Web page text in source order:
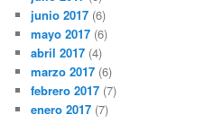
junio 2017 (6)
mayo 2017 (6)
abril 2017 (4)
marzo 2017 (6)
febrero 2017 (7)
enero 2017 (7)